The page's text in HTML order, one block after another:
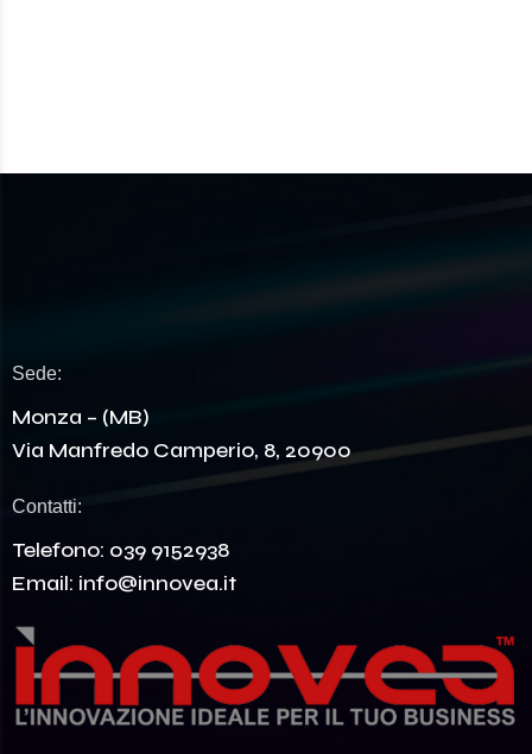
Sede:
Monza – (MB)
Via Manfredo Camperio, 8, 20900
Contatti:
Telefono: 039 9152938
Email: info@innovea.it